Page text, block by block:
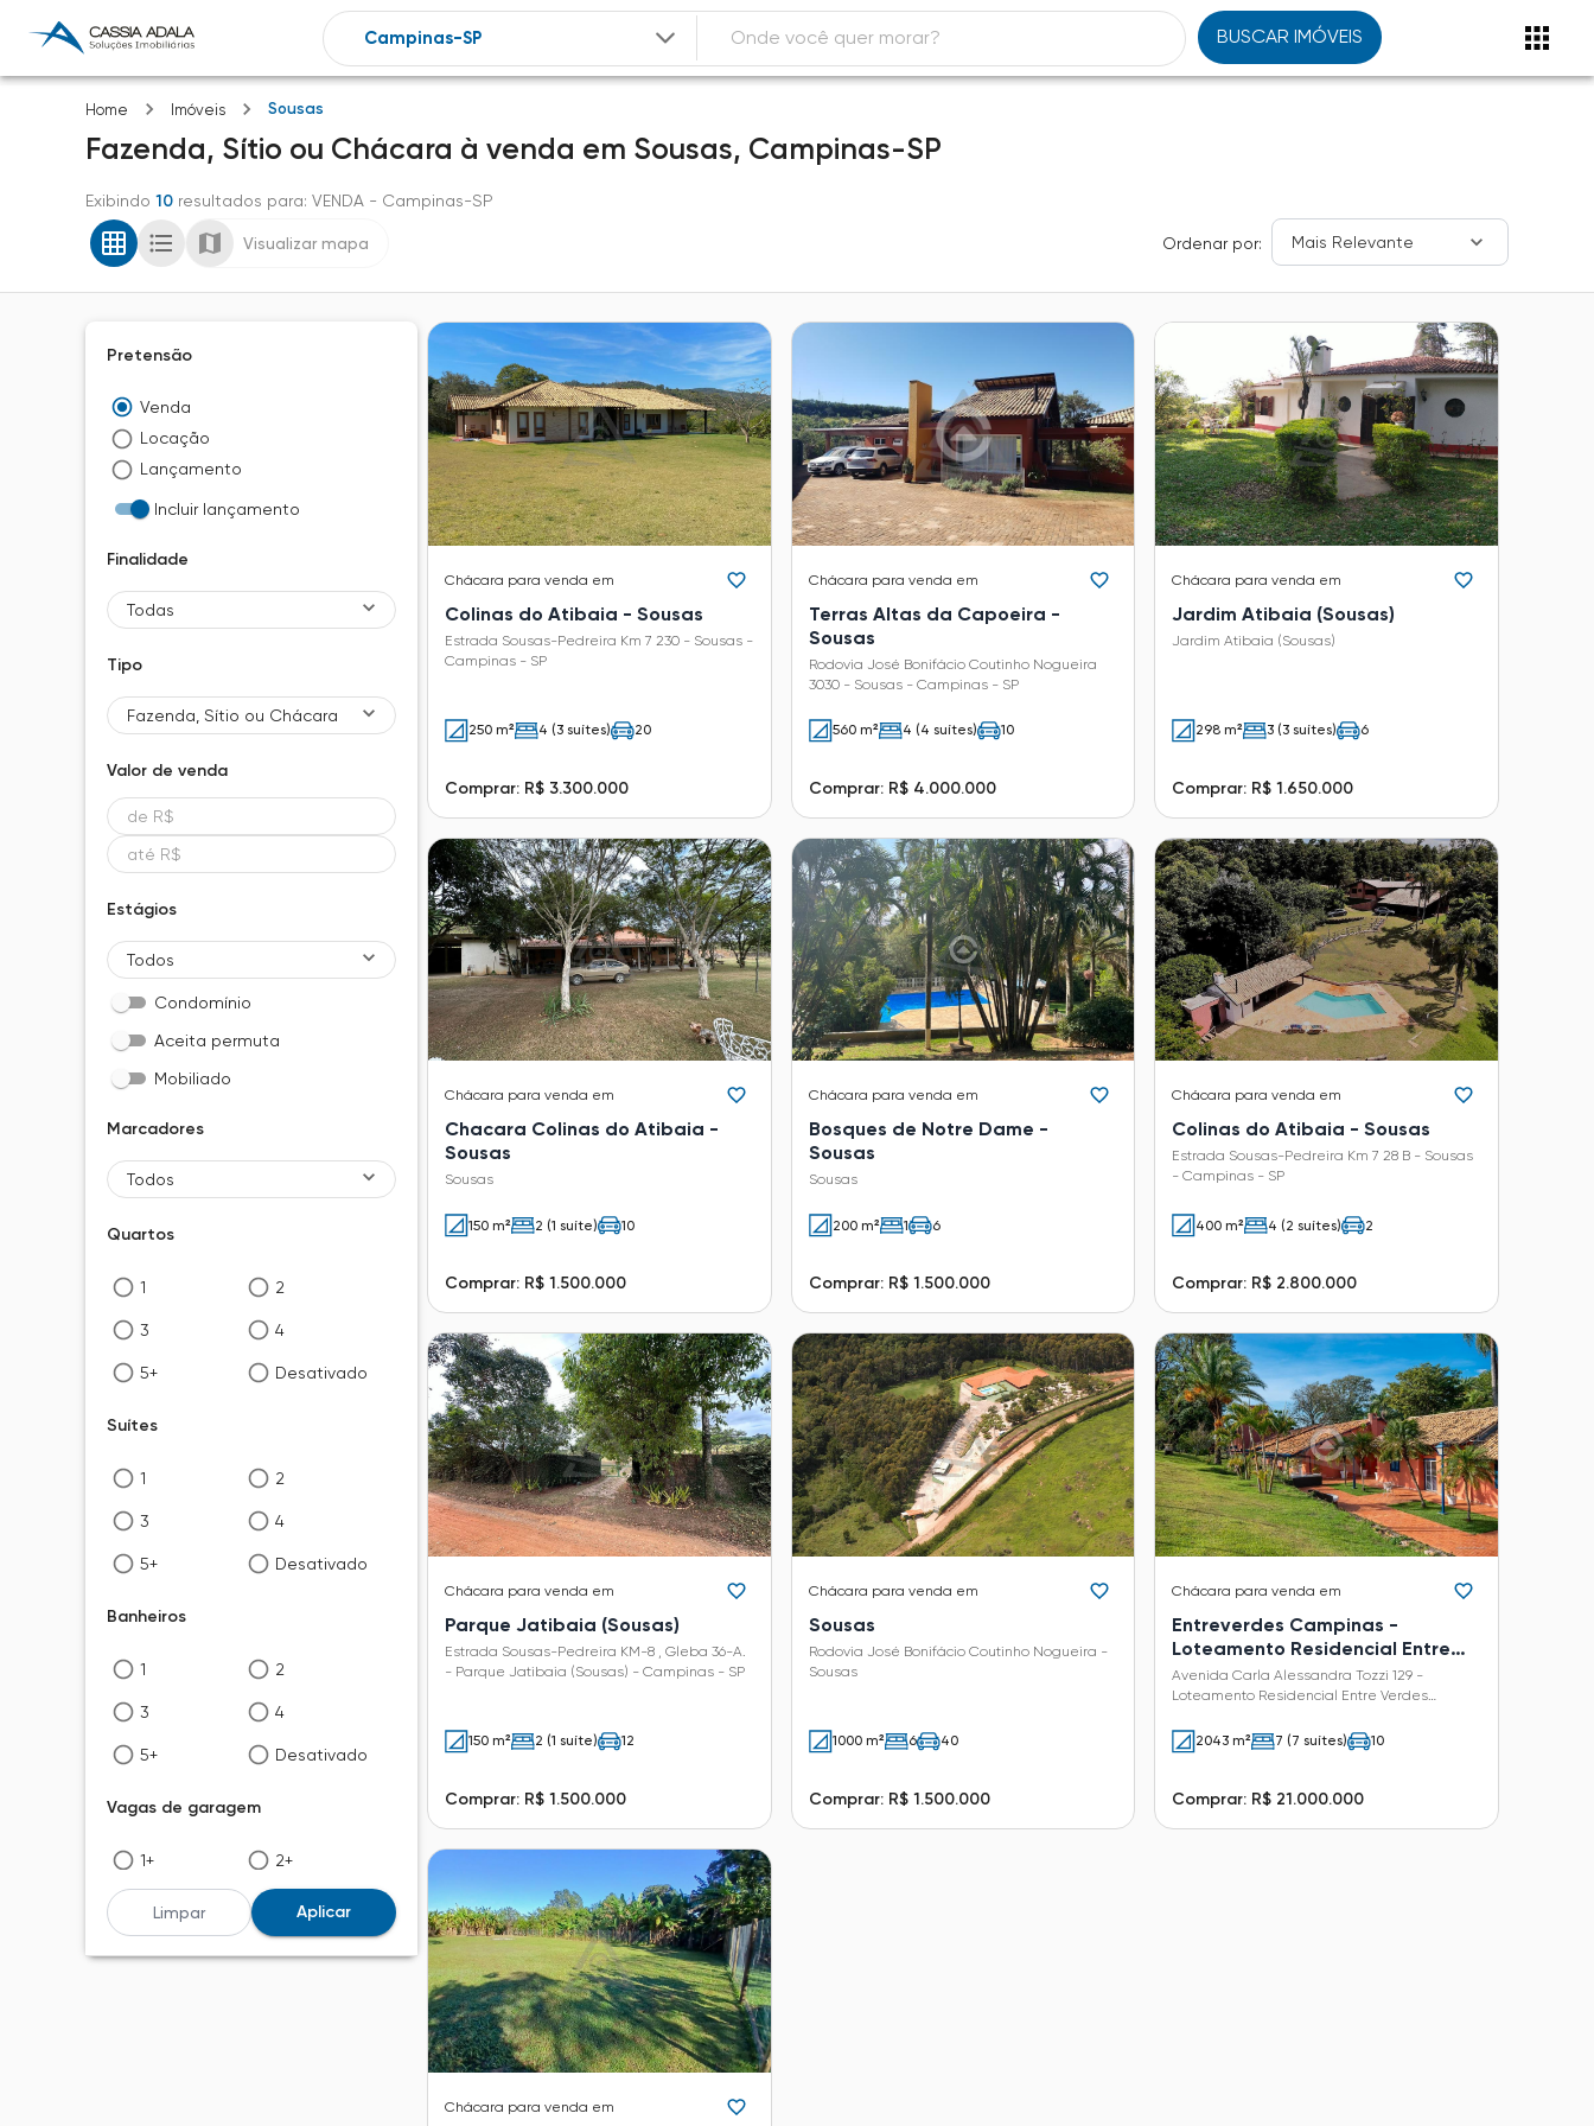
BUSCAR IMÓVEIS
Home Imóveis Sousas
Fazenda, Sítio ou Chácara à venda em Sousas, Campinas-SP
Exibindo 10 resultados para: VENDA - Campinas-SP
Visualizar mapa Ordenar por: Mais Relevante
Pretensão
Venda
Locação
Lançamento
Incluir lançamento
Finalidade
Todas
Tipo
Fazenda, Sítio ou Chácara
Valor de venda
Estágios
Todos
Condomínio
Aceita permuta
Mobiliado
Marcadores
Todos
Quartos
1 2
3 4
5+ Desativado
Suítes
1 2
3 4
5+ Desativado
Banheiros
1 2
3 4
5+ Desativado
Vagas de garagem
1+ 2+
3+Limpar Aplicar
Chácara para venda em
Colinas do Atibaia - Sousas
Estrada Sousas-Pedreira Km 7 230 - Sousas -
Campinas - SP
250 m² 4 (3 suítes) 20
Comprar: R$ 3.300.000
Chácara para venda em
Terras Altas da Capoeira -
Sousas
Rodovia José Bonifácio Coutinho Nogueira
3030 - Sousas - Campinas - SP
560 m² 4 (4 suítes) 10
Comprar: R$ 4.000.000
Chácara para venda em
Jardim Atibaia (Sousas)
Jardim Atibaia (Sousas)
298 m² 3 (3 suítes) 6
Comprar: R$ 1.650.000
Chácara para venda em
Chacara Colinas do Atibaia -
Sousas
Sousas
150 m² 2 (1 suíte) 10
Comprar: R$ 1.500.000
Chácara para venda em
Bosques de Notre Dame -
Sousas
Sousas
200 m² 1 6
Comprar: R$ 1.500.000
Chácara para venda em
Colinas do Atibaia - Sousas
Estrada Sousas-Pedreira Km 7 28 B - Sousas
- Campinas - SP
400 m² 4 (2 suítes) 2
Comprar: R$ 2.800.000
Chácara para venda em
Parque Jatibaia (Sousas)
Estrada Sousas-Pedreira KM-8 , Gleba 36-A.
- Parque Jatibaia (Sousas) - Campinas - SP
150 m² 2 (1 suíte) 12
Comprar: R$ 1.500.000
Chácara para venda em
Sousas
Rodovia José Bonifácio Coutinho Nogueira -
Sousas
1000 m² 6 40
Comprar: R$ 1.500.000
Chácara para venda em
Entreverdes Campinas -
Loteamento Residencial Entre
Verdes (Sousas)
Avenida Carla Alessandra Tozzi 129 -
Loteamento Residencial Entre Verdes
2043 m²
7 (7 suítes) 10
Comprar: R$ 21.000.000
Chácara para venda em